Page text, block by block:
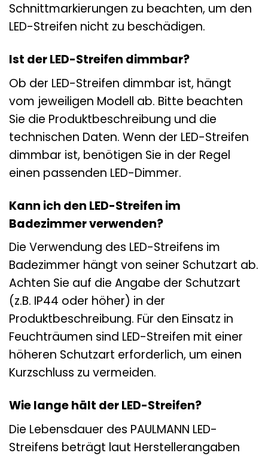
Schnittmarkierungen zu beachten, um den
LED-Streifen nicht zu beschädigen.
Ist der LED-Streifen dimmbar?
Ob der LED-Streifen dimmbar ist, hängt
vom jeweiligen Modell ab. Bitte beachten
Sie die Produktbeschreibung und die
technischen Daten. Wenn der LED-Streifen
dimmbar ist, benötigen Sie in der Regel
einen passenden LED-Dimmer.
Kann ich den LED-Streifen im
Badezimmer verwenden?
Die Verwendung des LED-Streifens im
Badezimmer hängt von seiner Schutzart ab.
Achten Sie auf die Angabe der Schutzart
(z.B. IP44 oder höher) in der
Produktbeschreibung. Für den Einsatz in
Feuchträumen sind LED-Streifen mit einer
höheren Schutzart erforderlich, um einen
Kurzschluss zu vermeiden.
Wie lange hält der LED-Streifen?
Die Lebensdauer des PAULMANN LED-
Streifens beträgt laut Herstellerangaben